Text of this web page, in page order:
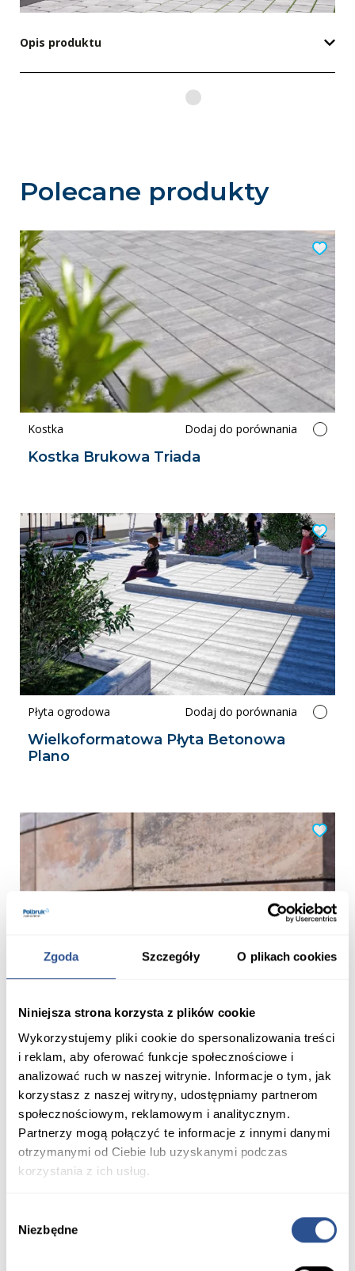
Zgoda Szczegóły O plikach cookies
Niniejsza strona korzysta z plików cookie
Wykorzystujemy pliki cookie do spersonalizowania treści
i reklam, aby oferować funkcje społecznościowe i
analizować ruch w naszej witrynie. Informacje o tym, jak
korzystasz z naszej witryny, udostępniamy partnerom
społecznościowym, reklamowym i analitycznym.
Partnerzy mogą połączyć te informacje z innymi danymi
otrzymanymi od Ciebie lub uzyskanymi podczas
korzystania z ich usług.
zgody
Niezbędne
Opis produktu
Polecane produkty
Kostka Dodaj do porównania
Kostka Brukowa Triada
Płyta ogrodowa Dodaj do porównania
Wielkoformatowa Płyta Betonowa
Plano
Systemy ogrodzeń Dodaj do porównania
System Ogrodzeń Murro